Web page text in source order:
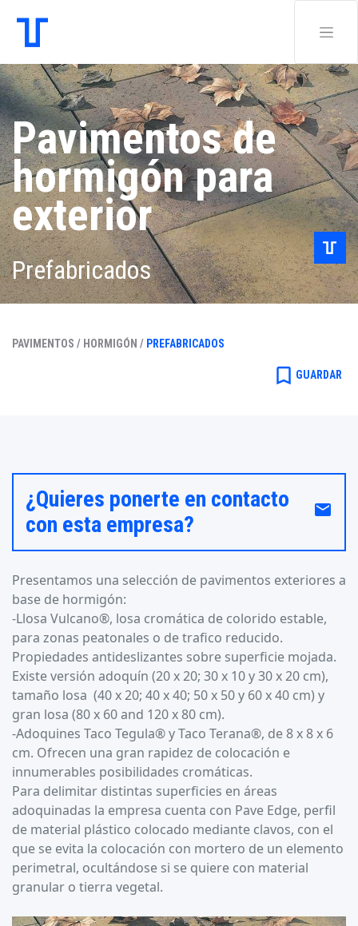
Pavimentos de
hormigón para
exterior
Prefabricados
PAVIMENTOS / HORMIGÓN / PREFABRICADOS
bookmark_border GUARDAR
¿Quieres ponerte en contacto
con esta empresa?
email
Presentamos una selección de pavimentos exteriores a
base de hormigón:
-Llosa Vulcano®, losa cromática de colorido estable,
para zonas peatonales o de trafico reducido.
Propiedades antideslizantes sobre superficie mojada.
Existe versión adoquín (20 x 20; 30 x 10 y 30 x 20 cm),
tamaño losa (40 x 20; 40 x 40; 50 x 50 y 60 x 40 cm) y
gran losa (80 x 60 and 120 x 80 cm).
-Adoquines Taco Tegula® y Taco Terana®, de 8 x 8 x 6
cm. Ofrecen una gran rapidez de colocación e
innumerables posibilidades cromáticas.
Para delimitar distintas superficies en áreas
adoquinadas la empresa cuenta con Pave Edge, perfil
de material plástico colocado mediante clavos, con el
que se evita la colocación con mortero de un elemento
perimetral, ocultándose si se quiere con material
granular o tierra vegetal.